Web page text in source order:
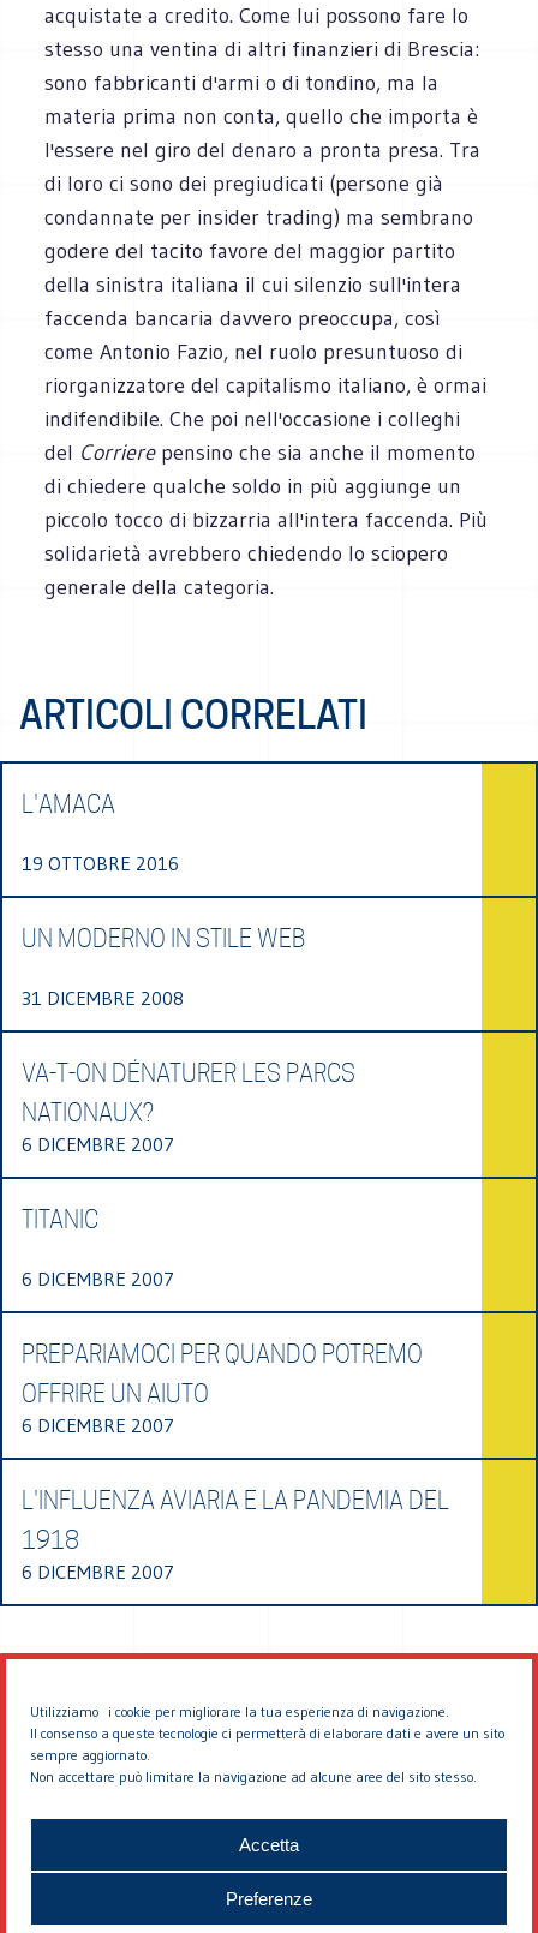
Utilizziamo i cookie per migliorare la tua esperienza di navigazione.
Il consenso a queste tecnologie ci permetterà di elaborare dati e avere un sito
sempre aggiornato.
Non accettare può limitare la navigazione ad alcune aree del sito stesso.
Accetta
Preferenze
acquistate a credito. Come lui possono fare lo
stesso una ventina di altri finanzieri di Brescia:
sono fabbricanti d'armi o di tondino, ma la
materia prima non conta, quello che importa è
l'essere nel giro del denaro a pronta presa. Tra
di loro ci sono dei pregiudicati (persone già
condannate per insider trading) ma sembrano
godere del tacito favore del maggior partito
della sinistra italiana il cui silenzio sull'intera
faccenda bancaria davvero preoccupa, così
come Antonio Fazio, nel ruolo presuntuoso di
riorganizzatore del capitalismo italiano, è ormai
indifendibile. Che poi nell'occasione i colleghi
del Corrierepensino che sia anche il momento
di chiedere qualche soldo in più aggiunge un
piccolo tocco di bizzarria all'intera faccenda. Più
solidarietà avrebbero chiedendo lo sciopero
generale della categoria.
ARTICOLI CORRELATI
L'AMACA
19 OTTOBRE 2016
UN MODERNO IN STILE WEB
31 DICEMBRE 2008
VA-T-ON DÉNATURER LES PARCS
NATIONAUX?
6 DICEMBRE 2007
TITANIC
6 DICEMBRE 2007
PREPARIAMOCI PER QUANDO POTREMO
OFFRIRE UN AIUTO
6 DICEMBRE 2007
L'INFLUENZA AVIARIA E LA PANDEMIA DEL
1918
6 DICEMBRE 2007
© 2026 EDDYBURG